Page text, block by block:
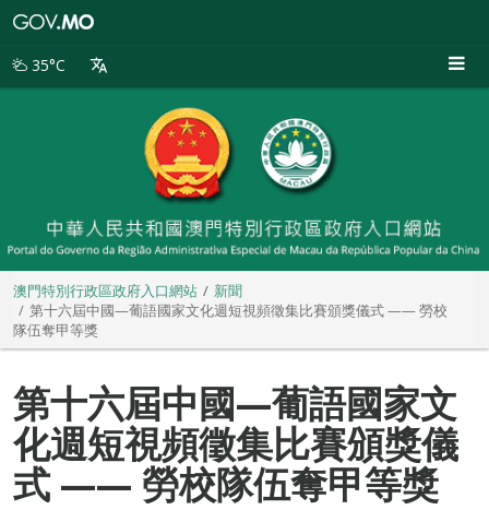
別
35°C
澳門特別行政區政府入口網站
新聞
第十六屆中國—葡語國家文化週短視頻徵集比賽頒獎儀式 —— 勞校
隊伍奪甲等獎
第十六屆中國—葡語國家文
化週短視頻徵集比賽頒獎儀
式 —— 勞校隊伍奪甲等獎